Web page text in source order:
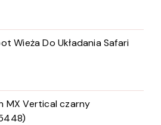
Wieża Do Układania Safari
MX Vertical czarny